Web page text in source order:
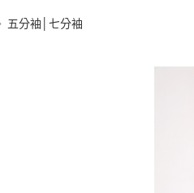
五分袖│七分袖